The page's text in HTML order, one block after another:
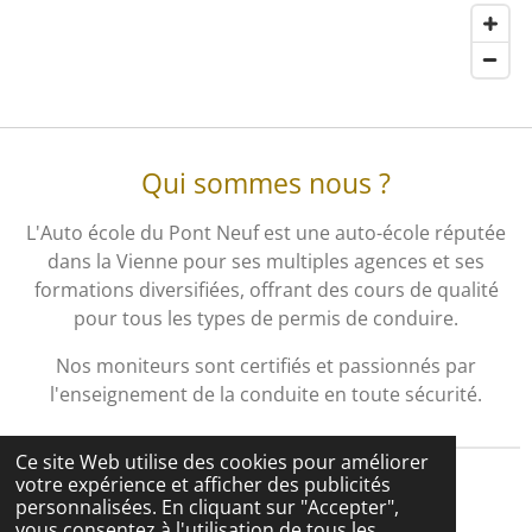
Ce site Web utilise des cookies pour améliorer
votre expérience et afficher des publicités
personnalisées. En cliquant sur "Accepter",
Qui sommes nous ?
L'Auto école du Pont Neuf est une auto-école réputée
dans la Vienne pour ses multiples agences et ses
formations diversifiées, offrant des cours de qualité
pour tous les types de permis de conduire.
Nos moniteurs sont certifiés et passionnés par
l'enseignement de la conduite en toute sécurité.
© 2026 Auto école du Pont Neuf
Propulsé parWebador